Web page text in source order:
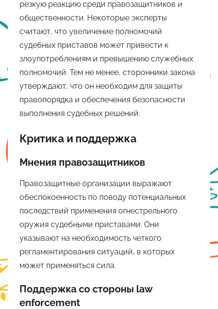
резкую реакцию среди правозащитников и
общественности. Некоторые эксперты
считают, что увеличение полномочий
судебных приставов может привести к
злоупотреблениям и превышению служебных
полномочий. Тем не менее, сторонники закона
утверждают, что он необходим для защиты
правопорядка и обеспечения безопасности
выполнения судебных решений.
Критика и поддержка
Мнения правозащитников
Правозащитные организации выражают
обеспокоенность по поводу потенциальных
последствий применения огнестрельного
оружия судебными приставами. Они
указывают на необходимость четкого
регламентирования ситуаций, в которых
может применяться сила.
Поддержка со стороны law
enforcement